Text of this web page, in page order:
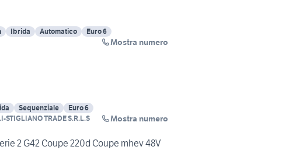
Ibrida Automatico
Euro 6
Mostra numero
Sequenziale
Euro 6
STIGLIANO TRADE S.R.L.S Mostra numero
2 G42 Coupe 220d Coupe mhev 48V